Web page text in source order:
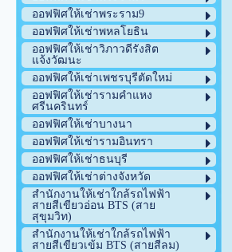
ออฟฟิศให้เช่าพระราม9
ออฟฟิศให้เช่าพหลโยธิน
ออฟฟิศให้เช่าวิภาวดีรังสิต
แจ้งวัฒนะ
ออฟฟิศให้เช่าเพชรบุรีตัดใหม่
ออฟฟิศให้เช่ารามคำแหง
ศรีนครินทร์
ออฟฟิศให้เช่าบางนา
ออฟฟิศให้เช่ารามอินทรา
ออฟฟิศให้เช่าธนบุรี
ออฟฟิศให้เช่าต่างจังหวัด
สำนักงานให้เช่าใกล้รถไฟฟ้า
สายสีเขียวอ่อน BTS (สาย
สุขุมวิท)
สำนักงานให้เช่าใกล้รถไฟฟ้า
สายสีเขียวเข้ม BTS (สายสีลม)